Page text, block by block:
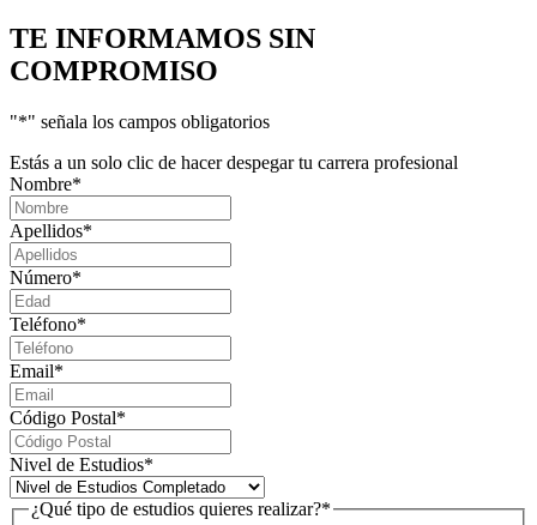
TE INFORMAMOS SIN
COMPROMISO
"*" señala los campos obligatorios
Estás a un solo clic de hacer despegar tu carrera profesional
Nombre*
Apellidos*
Número*
Teléfono*
Email*
Código Postal*
Nivel de Estudios*
¿Qué tipo de estudios quieres realizar?*